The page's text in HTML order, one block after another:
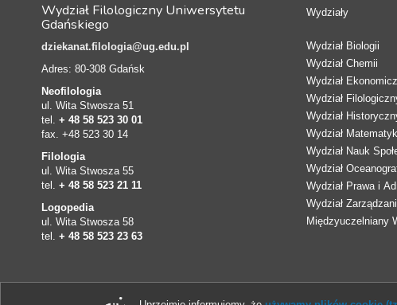
Wydział Filologiczny Uniwersytetu
Gdańskiego
dziekanat.filologia@ug.edu.pl
Adres: 80-308 Gdańsk
Neofilologia
ul. Wita Stwosza 51
tel. + 48 58 523 30 01
fax. +48 523 30 14
Filologia
ul. Wita Stwosza 55
tel. + 48 58 523 21 11
Logopedia
ul. Wita Stwosza 58
tel. + 48 58 523 23 63
Wydziały
Wydział Biologii
Wydział Chemii
Wydział
Wydział
Wydział
Wydział
Wydział Nauk
Wydział
Wydział Prawa i
Wydział
Międzyuczelniany